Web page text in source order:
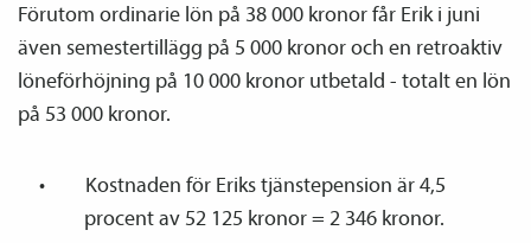
Förutom ordinarie lön på 38 000 kronor får Erik i juni
även semestertillägg på 5 000 kronor och en retroaktiv
löneförhöjning på 10 000 kronor utbetald - totalt en lön
på 53 000 kronor.
Kostnaden för Eriks tjänste­pension är 4,5
procent av 52 125 kronor = 2 346 kronor.